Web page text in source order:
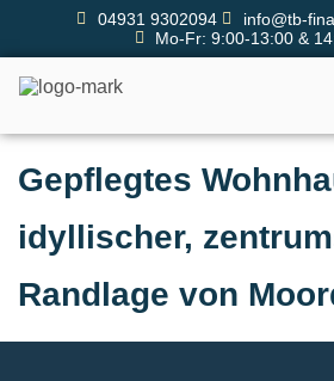
04931 9302094
info@tb-
Mo-Fr: 9:00-13:00 &
Gepflegtes
idyllischer,
Randlage von